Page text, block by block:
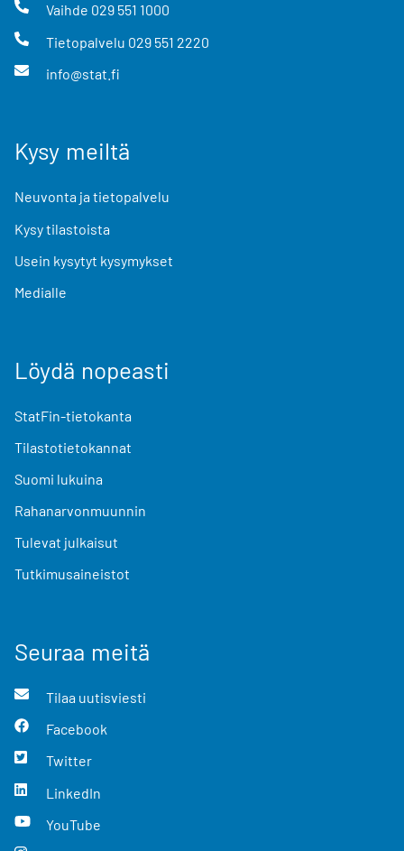
Vaihde 029 551 1000
Tietopalvelu 029 551 2220
info@stat.fi
Kysy meiltä
Neuvonta ja tietopalvelu
Kysy tilastoista
Usein kysytyt kysymykset
Medialle
Löydä nopeasti
StatFin-tietokanta
Tilastotietokannat
Suomi lukuina
Rahanarvonmuunnin
Tulevat julkaisut
Tutkimusaineistot
Seuraa meitä
Tilaa uutisviesti
Facebook
Twitter
LinkedIn
YouTube